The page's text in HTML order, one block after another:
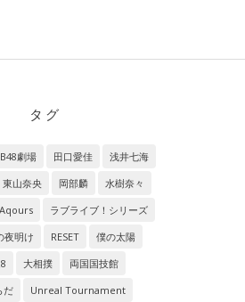
タグ
劇場 田口愛佳
浅井七海
東山奈央 岡部麟
水樹奈々
Aqours
ラブライブ！シリーズ
夜明け
RESET
僕の太陽
大相撲
両国国技館
だ
Unreal Tournament